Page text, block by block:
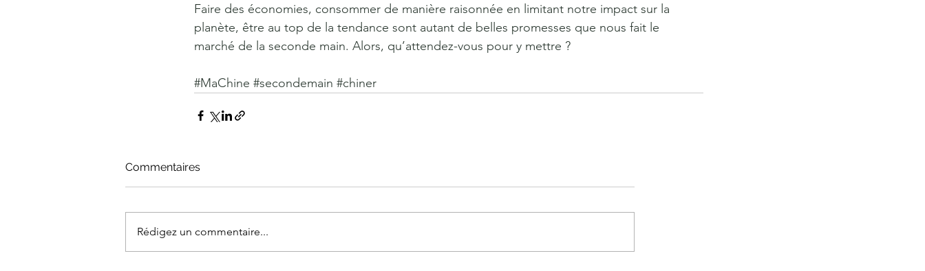
Faire des économies, consommer de manière raisonnée en limitant notre impact sur la
planète, être au top de la tendance sont autant de belles promesses que nous fait le
marché de la seconde main. Alors, qu’attendez-vous pour y mettre ?
#MaChine #secondemain #chiner
Commentaires
Rédigez un commentaire...